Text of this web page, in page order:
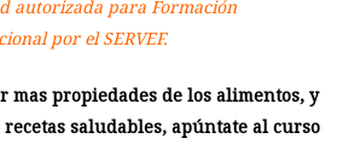
autorizada para Formación
por el SERVEF.
mas propiedades de los alimentos, y
saludables, apúntate al curso